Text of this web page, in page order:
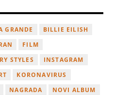
GRANDE
BILLIE EILISH
FILM
STYLES
INSTAGRAM
KORONAVIRUS
NAGRADA
NOVI ALBUM